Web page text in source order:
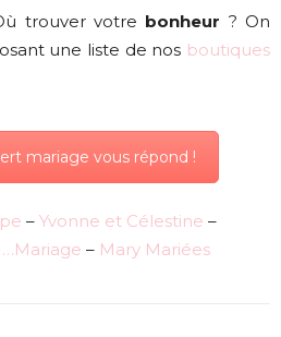
trouver votre bonheur ? On
une liste de nos boutiques
mariage vous répond !
– Yvonne et Célestine –
– Mary Mariées